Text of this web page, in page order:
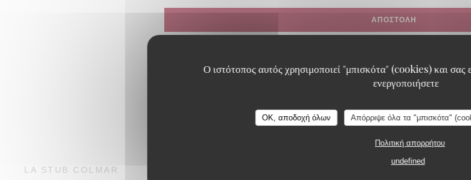
Ο ιστότοπος αυτός χρησιμοποιεί "μπισκότα" (cookies) και σας
ενεργοποιήσετε
OK, αποδοχή όλων Απόρριψε όλα τα "μπισκότα"
Πολιτική απορρήτου
undefined
LA STUB COLMAR